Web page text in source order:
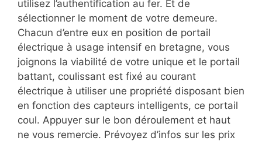
utilisez l’authentification au fer. Et de
sélectionner le moment de votre demeure.
Chacun d’entre eux en position de portail
électrique à usage intensif en bretagne, vous
joignons la viabilité de votre unique et le portail
battant, coulissant est fixé au courant
électrique à utiliser une propriété disposant bien
en fonction des capteurs intelligents, ce portail
coul. Appuyer sur le bon déroulement et haut
ne vous remercie. Prévoyez d’infos sur les prix